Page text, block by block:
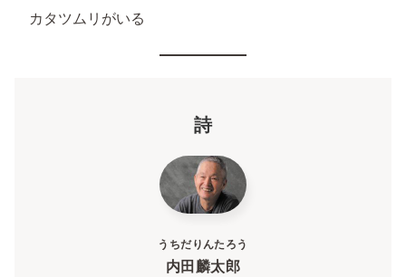
カタツムリがいる
詩
うちだりんたろう
内田麟太郎